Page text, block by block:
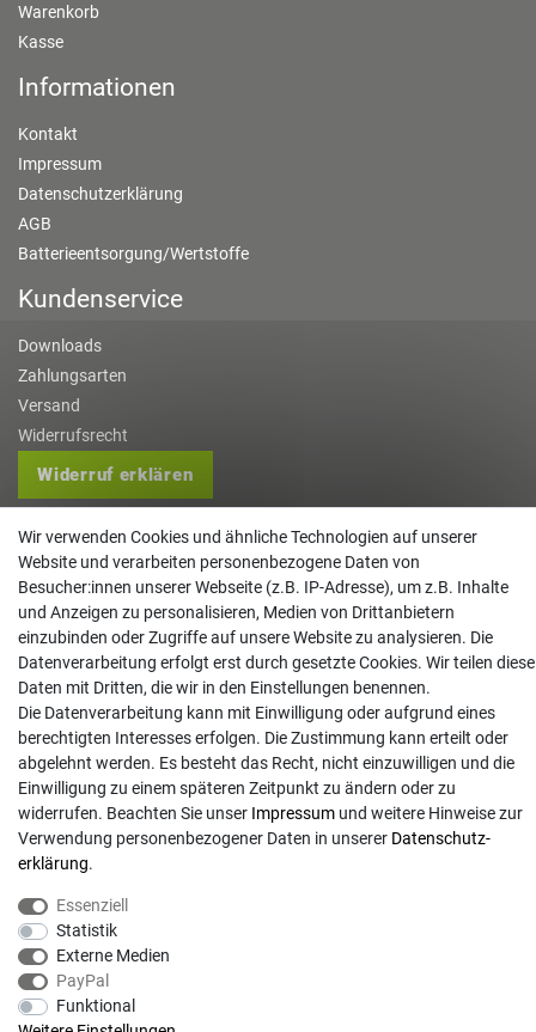
Warenkorb
Kasse
Informationen
Kontakt
Impressum
Datenschutzerklärung
AGB
Batterieentsorgung/Wertstoffe
Kundenservice
Downloads
Zahlungsarten
Versand
Widerrufsrecht
Widerruf erklären
Kontakt
info@gartentechnik-hansen.de
0481 8565-0
Mo. - Do. 08:00 - 17:00 | Fr. 8:00 - 15:00
Anrufe aus dem dt. Festnetz zum Ortstarif, Preise aus dem Mobilfunknetz ggf.
abweichend (abhängig vom Provider).
© Copyright 2026 | Alle Rechte vorbehalten. - Gartentechnik Hansen | Realisation
Wir verwenden Cookies und ähnliche Technologien auf unserer
Website und verarbeiten personenbezogene Daten von
Besucher:innen unserer Webseite (z.B. IP-Adresse), um z.B. Inhalte
und Anzeigen zu personalisieren, Medien von Drittanbietern
einzubinden oder Zugriffe auf unsere Website zu analysieren. Die
Datenverarbeitung erfolgt erst durch gesetzte Cookies. Wir teilen diese
Daten mit Dritten, die wir in den Einstellungen benennen.
Die Datenverarbeitung kann mit Einwilligung oder aufgrund eines
berechtigten Interesses erfolgen. Die Zustimmung kann erteilt oder
abgelehnt werden. Es besteht das Recht, nicht einzuwilligen und die
Einwilligung zu einem späteren Zeitpunkt zu ändern oder zu
widerrufen. Beachten Sie unser Impressum und weitere Hinweise zur
Verwendung personenbezogener Daten in unserer Daten­schutz­
erklärung.
Essenziell
Statistik
Externe Medien
PayPal
Funktional